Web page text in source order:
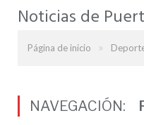
Noticias de
Página de inicio »
NAVEGACIÓN: